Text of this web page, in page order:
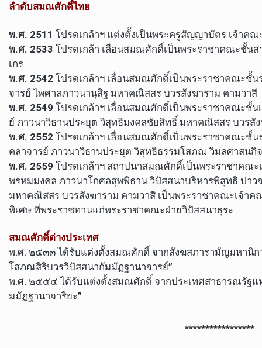
ลำดับสมณศักดิ์ไทย
พ.ศ. 2511 โปรดเกล้าฯ แต่งตั้งเป็นพระครูสัญญาบัตร เจ้าค
พ.ศ. 2533 โปรดเกล้า เลื่อนสมณศักดิ์เป็นพระราชาคณะชั้น
เถร
พ.ศ. 2542 โปรดเกล้าฯ เลื่อนสมณศักดิ์เป็นพระราชาคณะชั้น
จารย์ ไพศาลภาวนานุสิฐ มหาคณิสสร บวรสังฆาราม คามวาสี
พ.ศ. 2549 โปรดเกล้าฯ เลื่อนสมณศักดิ์เป็นพระราชาคณะชั้น
ย์ ภาวนาวิธานประยุต วิสุทธิมงคลชัยสิทธิ์ มหาคณิสสร บวรสัง
พ.ศ. 2552 โปรดเกล้าฯ เลื่อนสมณศักดิ์เป็นพระราชาคณะชั้น
คลาจารย์ ภาวนาวิธานประยุต วิสุทธิธรรมโสภณ วิมลศาสน
พ.ศ. 2559 โปรดเกล้าฯ สถาปนาสมณศักดิ์เป็นพระราชาคณะ
พรหมมงคล ภาวนาโกศลสุพพิธาน วิปัสสนาบริหารพิสุทธิ ปา
มหาคณิสสร บวรสังฆาราม คามวาสี เป็นพระราชาคณะเจ้า
พิเศษ ที่พระราชทานแก่พระราชาคณะฝ่ายวิปัสสนาธุระ
สมณศักดิ์ต่างประเทศ
พ.ศ. ๒๕๓๓ ได้รับแต่งตั้งสมณศักดิ์ จากสังฆสภารามัญมหานิก
โสภณสิริบวรวิปัสสนากัมมัฏฐานาจารย์”
พ.ศ. ๒๕๕๔ ได้รับแต่งตั้งสมณศักดิ์ จากประเทศสาธารณรัฐแ
มมัฏฐานาจาริยะ”
*****************